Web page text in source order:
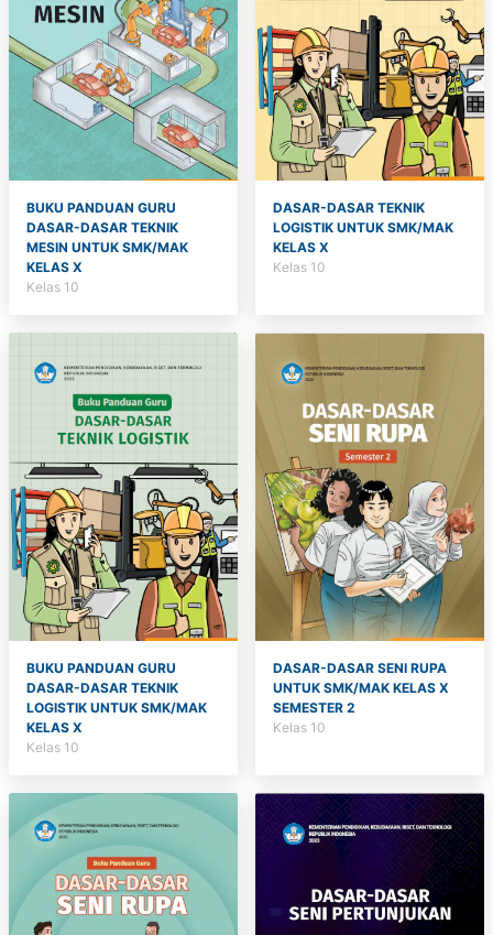
BUKU PANDUAN GURU
DASAR-DASAR TEKNIK
MESIN UNTUK SMK/MAK
KELAS X
Kelas 10
DASAR-DASAR TEKNIK
LOGISTIK UNTUK SMK/MAK
KELAS X
Kelas 10
BUKU PANDUAN GURU
DASAR-DASAR TEKNIK
LOGISTIK UNTUK SMK/MAK
KELAS X
Kelas 10
DASAR-DASAR SENI RUPA
UNTUK SMK/MAK KELAS X
SEMESTER 2
Kelas 10